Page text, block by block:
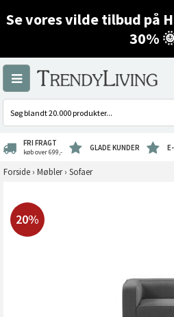
Se vores vilde tilbud på
30%
FRI FRAGT
køb over 699,- GLADE KUNDER
Forside › Møbler› Sofaer
20%